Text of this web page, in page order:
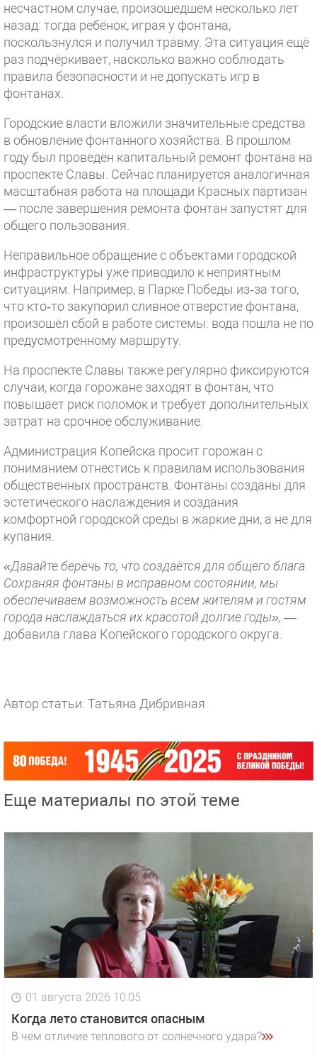
несчастном случае, произошедшем несколько лет
назад: тогда ребёнок, играя у фонтана,
поскользнулся и получил травму. Эта ситуация ещё
раз подчёркивает, насколько важно соблюдать
правила безопасности и не допускать игр в
фонтанах.
Городские власти вложили значительные средства
в обновление фонтанного хозяйства. В прошлом
году был проведён капитальный ремонт фонтана на
проспекте Славы. Сейчас планируется аналогичная
масштабная работа на площади Красных партизан
— после завершения ремонта фонтан запустят для
общего пользования.
Неправильное обращение с объектами городской
инфраструктуры уже приводило к неприятным
ситуациям. Например, в Парке Победы из‑за того,
что кто‑то закупорил сливное отверстие фонтана,
произошёл сбой в работе системы: вода пошла не по
предусмотренному маршруту.
На проспекте Славы также регулярно фиксируются
случаи, когда горожане заходят в фонтан, что
повышает риск поломок и требует дополнительных
затрат на срочное обслуживание.
Администрация Копейска просит горожан с
пониманием отнестись к правилам использования
общественных пространств. Фонтаны созданы для
эстетического наслаждения и создания
комфортной городской среды в жаркие дни, а не для
купания.
«Давайте беречь то, что создаётся для общего блага.
Сохраняя фонтаны в исправном состоянии, мы
обеспечиваем возможность всем жителям и гостям
города наслаждаться их красотой долгие годы», —
добавила глава Копейского городского округа.
Автор статьи: Татьяна Дибривная
Еще материалы по этой теме
01 августа 2026 10:05
Когда лето становится опасным
В чем отличие теплового от солнечного удара?